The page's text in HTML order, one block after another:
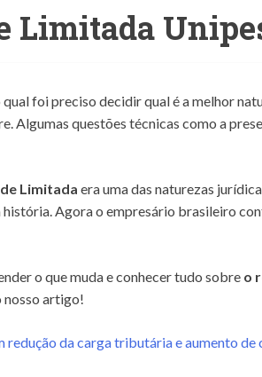
Limitada
foi preciso decidir qual é a melhor
Algumas questões técnicas como a
Limitada era uma das naturezas
Agora o empresário brasileiro
o que muda e conhecer tudo sobre o
nosso artigo!
da carga tributária e aumento de